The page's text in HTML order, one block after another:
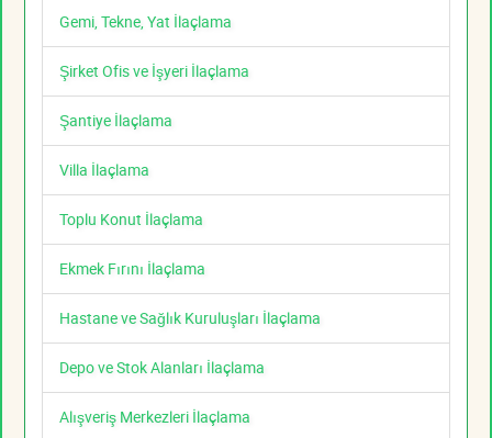
Gemi, Tekne, Yat İlaçlama
Şirket Ofis ve İşyeri İlaçlama
Şantiye İlaçlama
Villa İlaçlama
Toplu Konut İlaçlama
Ekmek Fırını İlaçlama
Hastane ve Sağlık Kuruluşları İlaçlama
Depo ve Stok Alanları İlaçlama
Alışveriş Merkezleri İlaçlama